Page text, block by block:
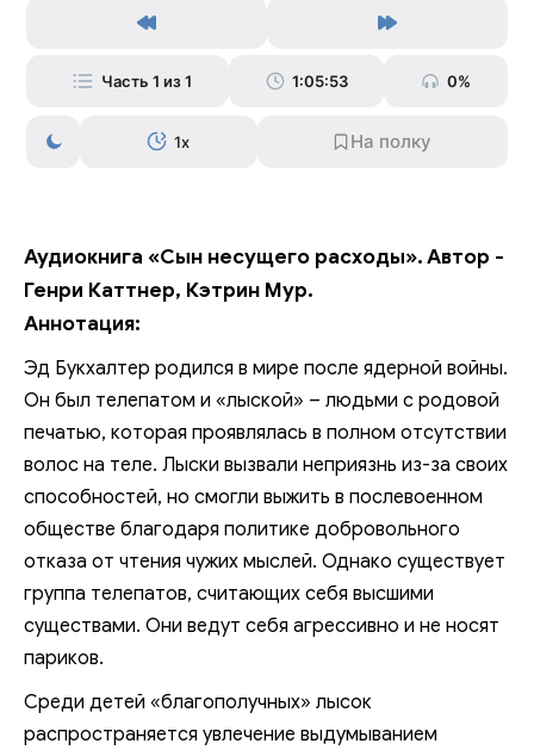
Часть 1 из 1 1:05:53 0%
1x
Аудиокнига «Сын несущего расходы». Автор -
Генри Каттнер, Кэтрин Мур.
Аннотация:
Эд Букхалтер родился в мире после ядерной войны.
Он был телепатом и «лыской» – людьми с родовой
печатью, которая проявлялась в полном отсутствии
волос на теле. Лыски вызвали неприязнь из-за своих
способностей, но смогли выжить в послевоенном
обществе благодаря политике добровольного
отказа от чтения чужих мыслей. Однако существует
группа телепатов, считающих себя высшими
существами. Они ведут себя агрессивно и не носят
париков.
Среди детей «благополучных» лысок
распространяется увлечение выдумыванием